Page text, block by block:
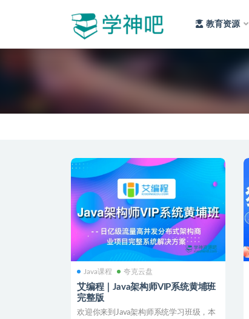
教育资源
Java课程 夸克云盘
艾编程｜Java架构师VIP系统黄埔班
完整版
欢迎你来到Java架构师系统学习班级，本